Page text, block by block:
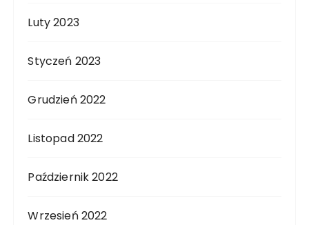
Luty 2023
Styczeń 2023
Grudzień 2022
Listopad 2022
Październik 2022
Wrzesień 2022